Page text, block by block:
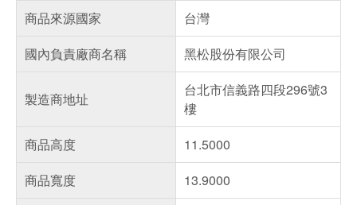
商品來源國家
台灣
國內負責廠商名稱
黑松股份有限公司
製造商地址
台北市信義路四段296號3
樓
商品高度
11.5000
商品寬度
13.9000